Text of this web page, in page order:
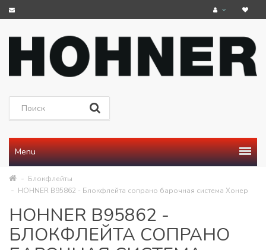
Menu
Блокфлейты
HOHNER B95862 - Блокфлейта сопрано барочная система Хонер
HOHNER B95862 -
БЛОКФЛЕЙТА СОПРАНО